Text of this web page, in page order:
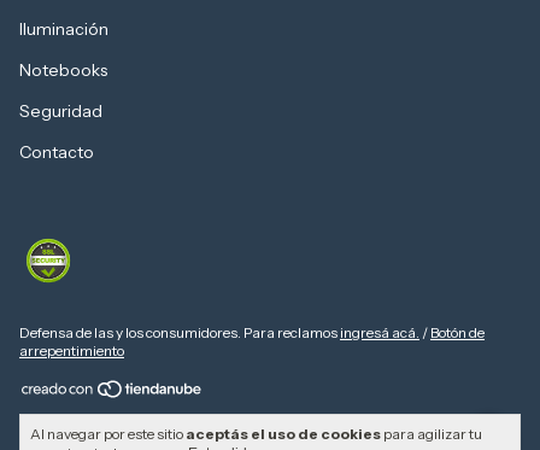
Al navegar por este sitio aceptás el uso de cookies para agilizar tu
Iluminación
Notebooks
Seguridad
Contacto
Defensa de las y los consumidores. Para reclamos ingresá acá. / Botón de
arrepentimiento
Copyright Computers Depot - 20310103730 - 2026. Todos los derechos
reservados.